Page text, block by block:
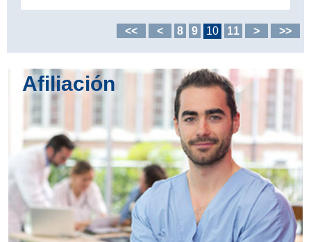
<< < 8 9 10 11 > >>
Afiliación